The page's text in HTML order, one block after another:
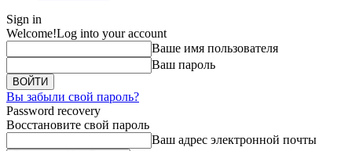
Sign in
Welcome!Log into your account
Ваше имя пользователя
Ваш пароль
Вы забыли свой пароль?
Password recovery
Восстановите свой пароль
Ваш адрес электронной почты